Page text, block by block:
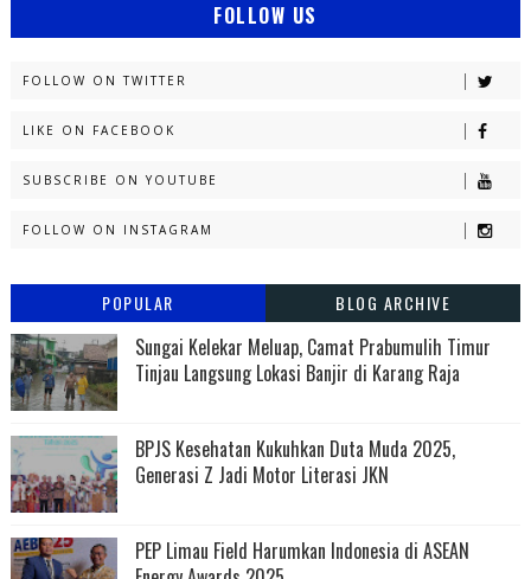
FOLLOW US
FOLLOW ON TWITTER
LIKE ON FACEBOOK
SUBSCRIBE ON YOUTUBE
FOLLOW ON INSTAGRAM
POPULAR BLOG ARCHIVE
Sungai Kelekar Meluap, Camat Prabumulih Timur
Tinjau Langsung Lokasi Banjir di Karang Raja
BPJS Kesehatan Kukuhkan Duta Muda 2025,
Generasi Z Jadi Motor Literasi JKN
PEP Limau Field Harumkan Indonesia di ASEAN